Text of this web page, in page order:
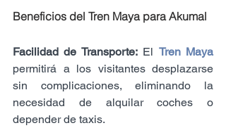
Beneficios del Tren Maya para Akumal
Facilidad de Transporte: El Tren Maya
permitirá a los visitantes desplazarse
sin complicaciones, eliminando la
necesidad de alquilar coches o
depender de taxis.